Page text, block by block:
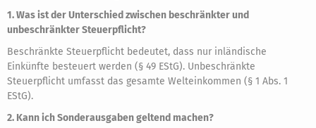
1. Was ist der Unterschied zwischen beschränkter und
unbeschränkter Steuerpflicht?
Beschränkte Steuerpflicht bedeutet, dass nur inländische
Einkünfte besteuert werden (§ 49 EStG). Unbeschränkte
Steuerpflicht umfasst das gesamte Welteinkommen (§ 1 Abs. 1
EStG).
2. Kann ich Sonderausgaben geltend machen?